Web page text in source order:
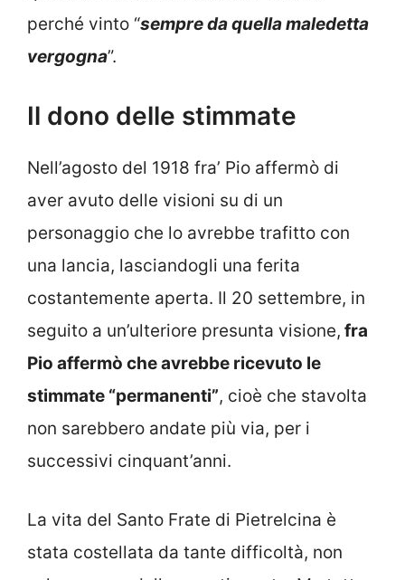
perché vinto “sempre da quella maledetta
vergogna”.
Il dono delle stimmate
Nell’agosto del 1918 fra’ Pio affermò di
aver avuto delle visioni su di un
personaggio che lo avrebbe trafitto con
una lancia, lasciandogli una ferita
costantemente aperta. Il 20 settembre, in
seguito a un’ulteriore presunta visione, fra
Pio affermò che avrebbe ricevuto le
stimmate “permanenti”, cioè che stavolta
non sarebbero andate più via, per i
successivi cinquant’anni.
La vita del Santo Frate di Pietrelcina è
stata costellata da tante difficoltà, non